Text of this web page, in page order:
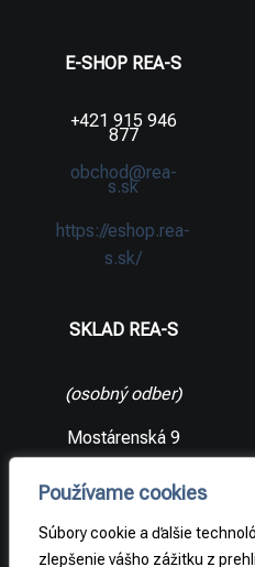
Používame cookies
Súbory cookie a ďalšie
zlepšenie vášho zážitku z
E-SHOP REA-S
+421 915 946
877
obchod@rea-
s.sk
https://eshop.rea-
s.sk/
SKLAD REA-S
(osobný odber)
Mostárenská 9
republika